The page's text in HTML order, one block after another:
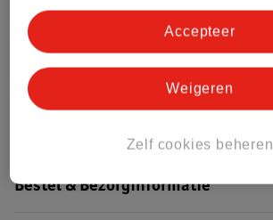
Nature Impact Score
Impact Score.
Meer informatie
Bestel & Bezorginformatie
Zelf cookies beheren
Weigeren
Accepteer